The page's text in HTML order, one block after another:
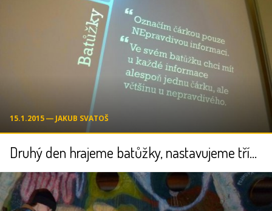
15.1.2015 ― JAKUB SVATOŠ
Druhý den hrajeme batůžky, nastavujeme třídní pravidla